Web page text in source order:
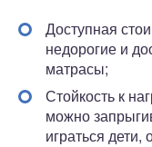
Доступная
недорогие и
матрасы;
Стойкость к
можно
играться